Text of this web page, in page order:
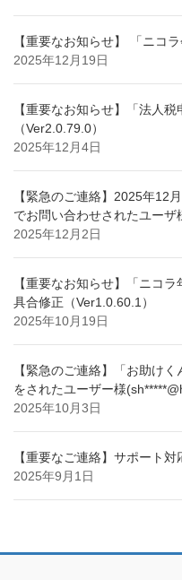
【重要なお知らせ】 「ニコ
2025年12月19日
【重要なお知らせ】「法人
（Ver2.0.79.0）
2025年12月4日
【緊急のご連絡】2025年12
でお問い合わせされたユーザ
2025年12月2日
【重要なお知らせ】「ニコ
具合修正（Ver1.0.60.1）
2025年10月19日
【緊急のご連絡】「お助け
をされたユーザー様
2025年10月3日
【重要なご連絡】サポート
2025年9月1日